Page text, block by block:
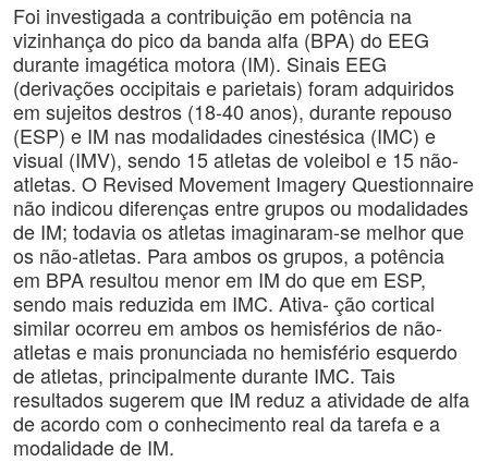
Foi investigada a contribuição em potência na
vizinhança do pico da banda alfa (BPA) do EEG
durante imagética motora (IM). Sinais EEG
(derivações occipitais e parietais) foram adquiridos
em sujeitos destros (18-40 anos), durante repouso
(ESP) e IM nas modalidades cinestésica (IMC) e
visual (IMV), sendo 15 atletas de voleibol e 15 não-
atletas. O Revised Movement Imagery Questionnaire
não indicou diferenças entre grupos ou modalidades
de IM; todavia os atletas imaginaram-se melhor que
os não-atletas. Para ambos os grupos, a potência
em BPA resultou menor em IM do que em ESP,
sendo mais reduzida em IMC. Ativa- ção cortical
similar ocorreu em ambos os hemisférios de não-
atletas e mais pronunciada no hemisfério esquerdo
de atletas, principalmente durante IMC. Tais
resultados sugerem que IM reduz a atividade de alfa
de acordo com o conhecimento real da tarefa e a
modalidade de IM.